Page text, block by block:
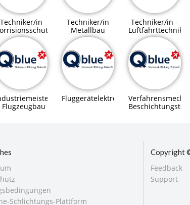
Techniker/in
Techniker/in
Metallbau
Techniker/in -
Luftfahrttechnik
In
Flugzeugbau
Fluggerätelektroniker/in
Schlichtungs-Plattform
Copyright
Feedback
Support